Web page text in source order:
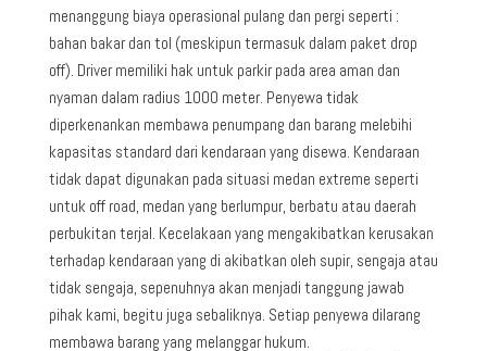
menanggung biaya operasional pulang dan pergi seperti :
bahan bakar dan tol (meskipun termasuk dalam paket drop
off). Driver memiliki hak untuk parkir pada area aman dan
nyaman dalam radius 1000 meter. Penyewa tidak
diperkenankan membawa penumpang dan barang melebihi
kapasitas standard dari kendaraan yang disewa. Kendaraan
tidak dapat digunakan pada situasi medan extreme seperti
untuk off road, medan yang berlumpur, berbatu atau daerah
perbukitan terjal. Kecelakaan yang mengakibatkan kerusakan
terhadap kendaraan yang di akibatkan oleh supir, sengaja atau
tidak sengaja, sepenuhnya akan menjadi tanggung jawab
pihak kami, begitu juga sebaliknya. Setiap penyewa dilarang
membawa barang yang melanggar hukum.